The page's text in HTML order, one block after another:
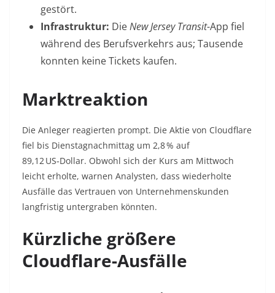
gestört.
Infrastruktur: DieNew Jersey Transit-App fiel
während des Berufsverkehrs aus; Tausende
konnten keine Tickets kaufen.
Marktreaktion
Die Anleger reagierten prompt. Die Aktie von Cloudflare
fiel bis Dienstagnachmittag um 2,8 % auf
89,12 US‑Dollar. Obwohl sich der Kurs am Mittwoch
leicht erholte, warnen Analysten, dass wiederholte
Ausfälle das Vertrauen von Unternehmenskunden
langfristig untergraben könnten.
Kürzliche größere
Cloudflare-Ausfälle